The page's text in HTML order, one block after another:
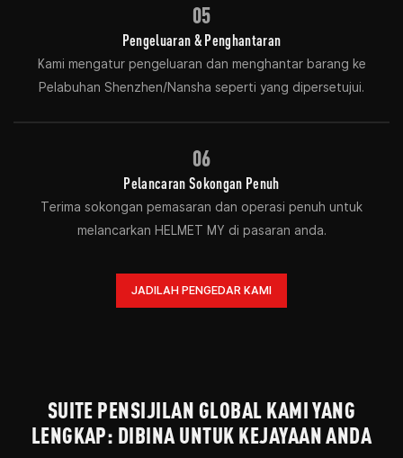
05
Pengeluaran & Penghantaran
Kami mengatur pengeluaran dan menghantar barang ke
Pelabuhan Shenzhen/Nansha seperti yang dipersetujui.
06
Pelancaran Sokongan Penuh
Terima sokongan pemasaran dan operasi penuh untuk
melancarkan HELMET MY di pasaran anda.
JADILAH PENGEDAR KAMI
SUITE PENSIJILAN GLOBAL KAMI YANG
LENGKAP: DIBINA UNTUK KEJAYAAN ANDA